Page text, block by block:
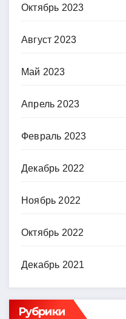
Октябрь 2023
Август 2023
Май 2023
Апрель 2023
Февраль 2023
Декабрь 2022
Ноябрь 2022
Октябрь 2022
Декабрь 2021
Рубрики